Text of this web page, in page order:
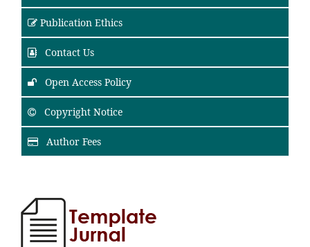
Publication Ethics
Contact Us
Open Access Policy
Copyright Notice
Author Fees